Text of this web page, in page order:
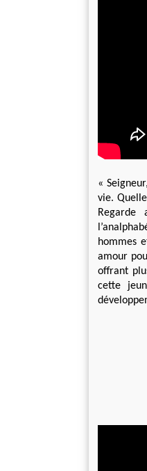
«
vie.
Regarde
hommes
amour
offrant
cette